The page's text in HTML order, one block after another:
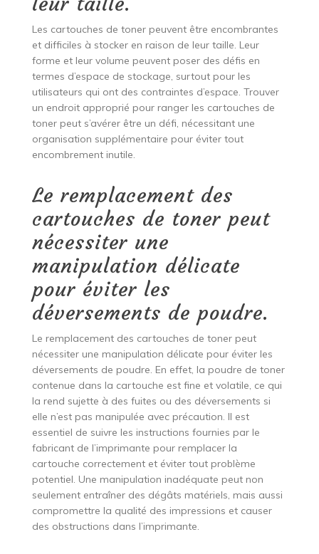
Les cartouches de toner peuvent être encombrantes
et difficiles à stocker en raison de leur taille. Leur
forme et leur volume peuvent poser des défis en
termes d’espace de stockage, surtout pour les
utilisateurs qui ont des contraintes d’espace. Trouver
un endroit approprié pour ranger les cartouches de
toner peut s’avérer être un défi, nécessitant une
organisation supplémentaire pour éviter tout
encombrement inutile.
Le remplacement des
cartouches de toner peut
nécessiter une
manipulation délicate
pour éviter les
déversements de poudre.
Le remplacement des cartouches de toner peut
nécessiter une manipulation délicate pour éviter les
déversements de poudre. En effet, la poudre de toner
contenue dans la cartouche est fine et volatile, ce qui
la rend sujette à des fuites ou des déversements si
elle n’est pas manipulée avec précaution. Il est
essentiel de suivre les instructions fournies par le
fabricant de l’imprimante pour remplacer la
cartouche correctement et éviter tout problème
potentiel. Une manipulation inadéquate peut non
seulement entraîner des dégâts matériels, mais aussi
compromettre la qualité des impressions et causer
des obstructions dans l’imprimante.